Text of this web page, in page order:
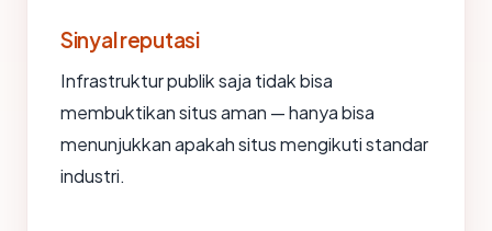
Sinyal reputasi
Infrastruktur publik saja tidak bisa
membuktikan situs aman — hanya bisa
menunjukkan apakah situs mengikuti standar
industri.